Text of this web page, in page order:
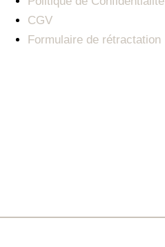
CGV
Formulaire de rétractation